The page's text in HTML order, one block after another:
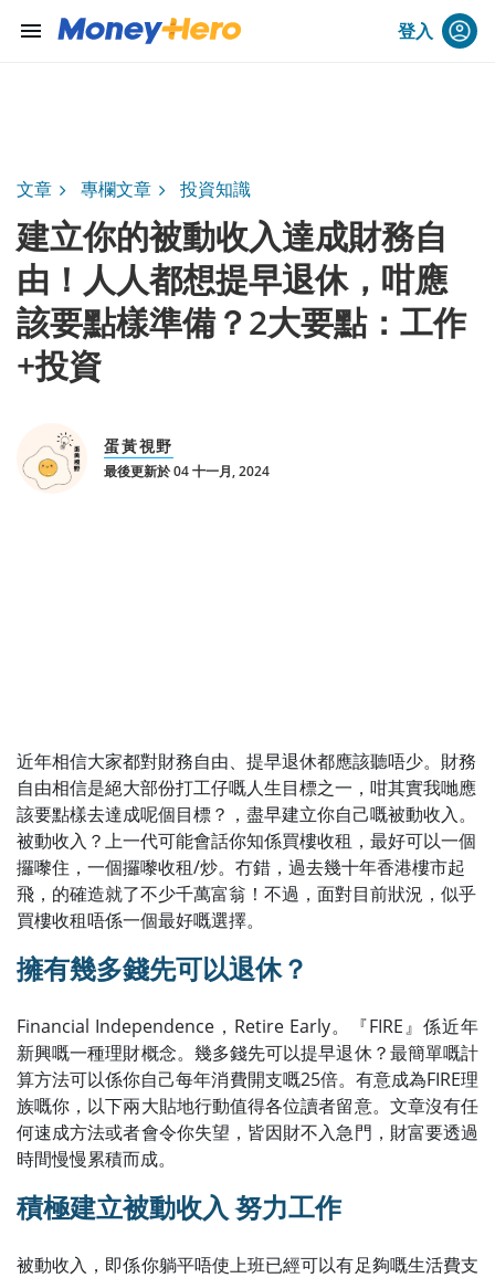
menu 登入
文章 專欄文章 投資知識
建立你的被動收入達成財務自
由！人人都想提早退休，咁應
該要點樣準備？2大要點：工作
+投資
蛋黃視野
最後更新於 04 十一月, 2024
近年相信大家都對財務自由、提早退休都應該聽唔少。財務
自由相信是絕大部份打工仔嘅人生目標之一，咁其實我哋應
該要點樣去達成呢個目標？，盡早建立你自己嘅被動收入。
被動收入？上一代可能會話你知係買樓收租，最好可以一個
攞嚟住，一個攞嚟收租/炒。冇錯，過去幾十年香港樓市起
飛，的確造就了不少千萬富翁！不過，面對目前狀況，似乎
買樓收租唔係一個最好嘅選擇。
擁有幾多錢先可以退休？
Financial Independence，Retire Early。『FIRE』係近年
新興嘅一種理財概念。幾多錢先可以提早退休？最簡單嘅計
算方法可以係你自己每年消費開支嘅25倍。有意成為FIRE理
族嘅你，以下兩大貼地行動值得各位讀者留意。文章沒有任
何速成方法或者會令你失望，皆因財不入急門，財富要透過
時間慢慢累積而成。
積極建立被動收入 努力工作
被動收入，即係你躺平唔使上班已經可以有足夠嘅生活費支